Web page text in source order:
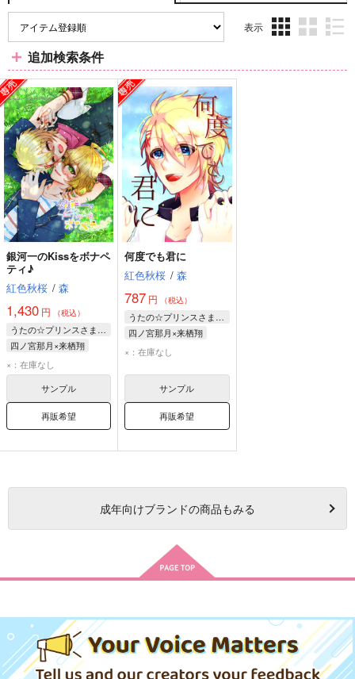
表示
ム
ム
ム
追加検索条件
銀河一のKissをボナペ
ティ♪
紅色秋桜 / 森
1,430 円 （税込）
うたの☆プリンスさまっ♪
四ノ宮那月×来栖翔
四ノ宮那月
×：在庫なし
サンプル
再販希望
何度でも君に
紅色秋桜 / 森
787 円 （税込）
うたの☆プリンスさまっ♪
四ノ宮那月×来栖翔
四ノ宮那月
×：在庫なし
サンプル
再販希望
成年向けブランドの商品もみる